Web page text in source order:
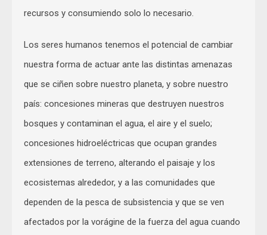
recursos y consumiendo solo lo necesario.
Los seres humanos tenemos el potencial de cambiar
nuestra forma de actuar ante las distintas amenazas
que se ciñen sobre nuestro planeta, y sobre nuestro
país: concesiones mineras que destruyen nuestros
bosques y contaminan el agua, el aire y el suelo;
concesiones hidroeléctricas que ocupan grandes
extensiones de terreno, alterando el paisaje y los
ecosistemas alrededor, y a las comunidades que
dependen de la pesca de subsistencia y que se ven
afectados por la vorágine de la fuerza del agua cuando